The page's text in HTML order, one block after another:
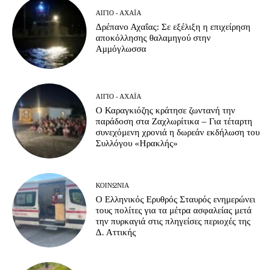
ΑΊΓΙΟ - ΑΧΑΪ́Α
Δρέπανο Αχαΐας: Σε εξέλιξη η επιχείρηση
αποκόλλησης θαλαμηγού στην
Αμμόγλωσσα
ΑΊΓΙΟ - ΑΧΑΪ́Α
Ο Καραγκιόζης κράτησε ζωντανή την
παράδοση στα Ζαχλωρίτικα – Για τέταρτη
συνεχόμενη χρονιά η δωρεάν εκδήλωση του
Συλλόγου «Ηρακλής»
ΚΟΙΝΩΝΊΑ
Ο Ελληνικός Ερυθρός Σταυρός ενημερώνει
τους πολίτες για τα μέτρα ασφαλείας μετά
την πυρκαγιά στις πληγείσες περιοχές της
Δ. Αττικής